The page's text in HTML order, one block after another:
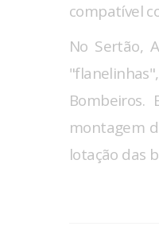
compatível
No Sertão,
montagem
lotação das